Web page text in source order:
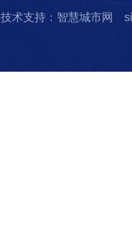
技术支持：智慧城市网